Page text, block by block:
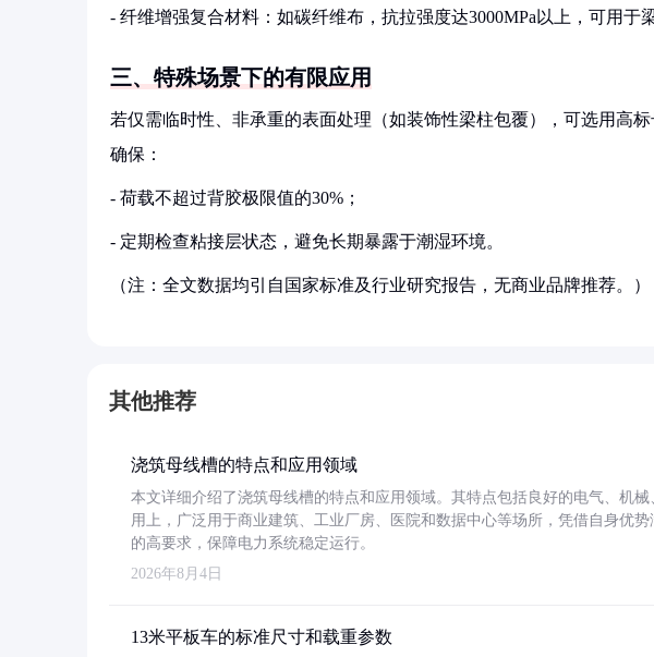
- 纤维增强复合材料：如碳纤维布，抗拉强度达3000MPa以上，可用于
三、特殊场景下的有限应用
若仅需临时性、非承重的表面处理（如装饰性梁柱包覆），可选用高
确保：
- 荷载不超过背胶极限值的30%；
- 定期检查粘接层状态，避免长期暴露于潮湿环境。
（注：全文数据均引自国家标准及行业研究报告，无商业品牌推荐。）
其他推荐
浇筑母线槽的特点和应用领域
本文详细介绍了浇筑母线槽的特点和应用领域。其特点包括良好的电气、机
用上，广泛用于商业建筑、工业厂房、医院和数据中心等场所，凭借自身优
的高要求，保障电力系统稳定运行。
2026年8月4日
13米平板车的标准尺寸和载重参数